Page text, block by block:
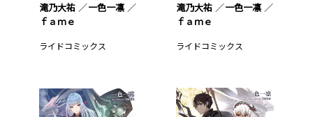
滝乃大祐
一色一凛
ｆａｍｅ
ライドコミックス
滝乃大祐
一色一凛
ｆａｍｅ
ライドコミックス